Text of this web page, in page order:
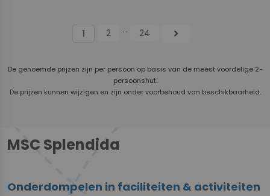
1 2 ... 24 chevron_right
De genoemde prijzen zijn per persoon op basis van de meest voordelige 2-
persoonshut.
De prijzen kunnen wijzigen en zijn onder voorbehoud van beschikbaarheid.
MSC Splendida
Onderdompelen in faciliteiten & activiteiten